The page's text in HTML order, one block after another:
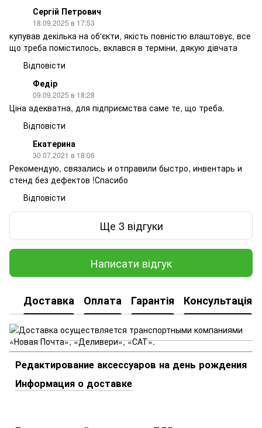
Сергій Петрович
18.09.2025 в 17:53
купував декілька на об'єкти, якість повністю влаштовує, все
що треба помістилось, вклався в терміни, дякую дівчата
Відповісти
Федір
09.09.2025 в 18:28
Ціна адекватна, для підприємства саме те, що треба.
Відповісти
Екатерина
30.07.2021 в 18:06
Рекомендую, связались и отправили быстро, инвентарь и
стенд без дефектов !Спасибо
Відповісти
Ще 3 відгуки
Написати відгук
Доставка Оплата Гарантія Консультація
Редактирование аксессуаров на день рождения
Информация о доставке